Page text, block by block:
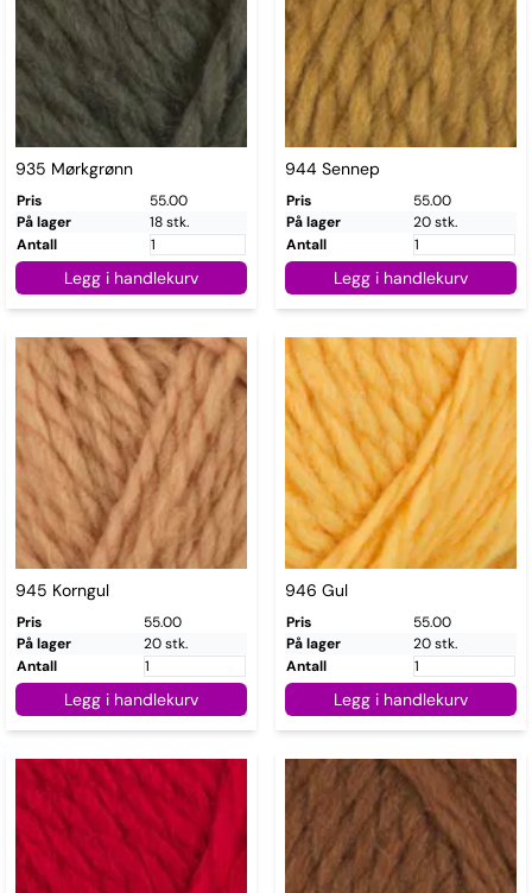
935 Mørkgrønn
Pris
55.00
På lager
18 stk.
Antall
Legg i handlekurv
944 Sennep
Pris
55.00
På lager
20 stk.
Antall
Legg i handlekurv
945 Korngul
Pris
55.00
På lager
20 stk.
Antall
Legg i handlekurv
946 Gul
Pris
55.00
På lager
20 stk.
Antall
Legg i handlekurv